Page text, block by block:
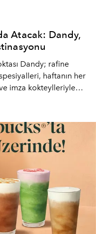
Atacak: Dandy,
Dandy; rafine
haftanın her
imza kokteylleriyle
gurme lezzetleri, iyi
tek bir çatı